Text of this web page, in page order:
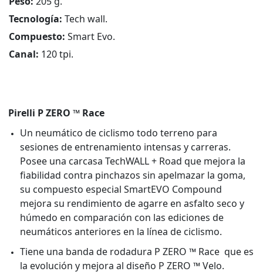
Tecnología: Tech wall.
Compuesto: Smart Evo.
Canal: 120 tpi.
Pirelli P ZERO ™ Race
Un neumático de ciclismo todo terreno para
sesiones de entrenamiento intensas y carreras.
Posee una carcasa TechWALL + Road que mejora la
fiabilidad contra pinchazos sin apelmazar la goma,
su compuesto especial SmartEVO Compound
mejora su rendimiento de agarre en asfalto seco y
húmedo en comparación con las ediciones de
neumáticos anteriores en la línea de ciclismo.
Tiene una banda de rodadura P ZERO ™ Race que es
la evolución y mejora al diseño P ZERO ™ Velo.